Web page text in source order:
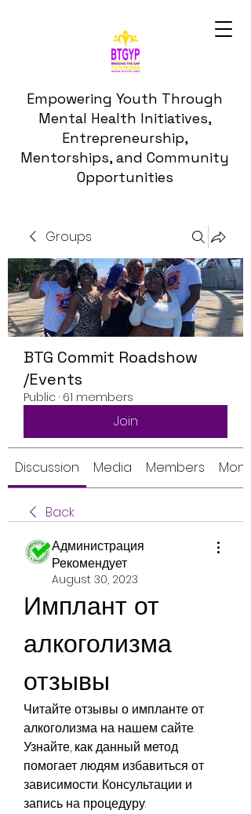
Empowering Youth Through
Mental Health Initiatives,
Entrepreneurship,
Mentorships, and Community
Opportunities
Groups
BTG Commit Roadshow
/Events
Public · 61 members
Join
Discussion Media Members
Back
Администрация
Рекомендует
August 30, 2023
Имплант от
алкоголизма
отзывы
Читайте отзывы о импланте от
алкоголизма на нашем сайте.
Узнайте, как данный метод
помогает людям избавиться от
зависимости. Консультации и
запись на процедуру.